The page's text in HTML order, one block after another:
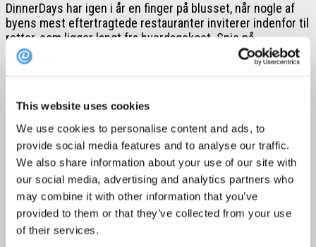
This website uses cookies
We use cookies to personalise content and ads, to
provide social media features and to analyse our traffic.
We also share information about your use of our site with
our social media, advertising and analytics partners who
may combine it with other information that you’ve
provided to them or that they’ve collected from your use
of their services.
DinnerDays har igen i år en finger på blusset, når nogle af
byens mest eftertragtede restauranter inviterer indenfor til
retter, som ligger langt fra hverdagskost. Spis på
anmelderroste
der serverer sprød gris til
hovedret. Få sprængt kalvebryst på
eller oplev
Du kan spise unghane med udsigt til havnen på
Nordatlanten eller være en af de hurtige, der får plads på
altid udsolgte ARO, der byder på kalveculotte.
Gourmet for en ekstra skilling
Restaurantfestivalen DinnerDays er også for de foodies,
som drømmer om den helt særlige aften med lidt ekstra
krydderi på toppen.